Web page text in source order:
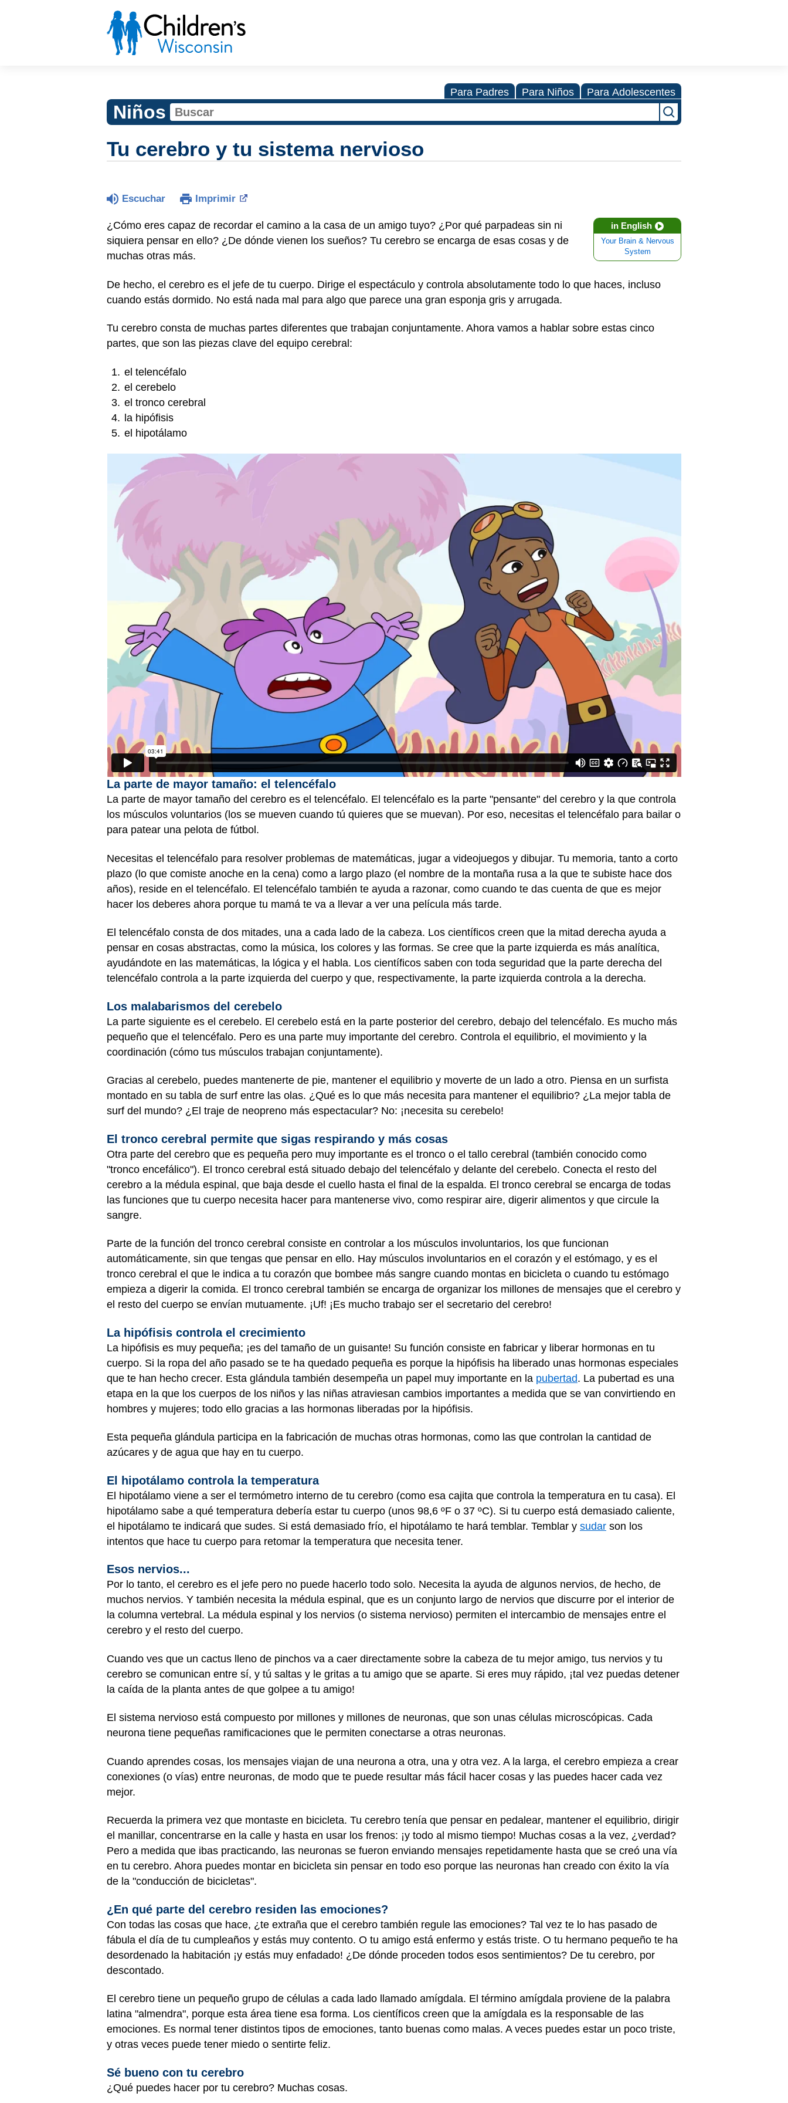
Para Padres Para Niños Para Adolescentes
Niños
Tu cerebro y tu sistema nervioso
Escuchar Imprimir
in English
Your Brain & Nervous
System
¿Cómo eres capaz de recordar el camino a la casa de un amigo tuyo? ¿Por qué parpadeas sin ni
siquiera pensar en ello? ¿De dónde vienen los sueños? Tu cerebro se encarga de esas cosas y de
muchas otras más.
De hecho, el cerebro es el jefe de tu cuerpo. Dirige el espectáculo y controla absolutamente todo lo que haces, incluso
cuando estás dormido. No está nada mal para algo que parece una gran esponja gris y arrugada.
Tu cerebro consta de muchas partes diferentes que trabajan conjuntamente. Ahora vamos a hablar sobre estas cinco
partes, que son las piezas clave del equipo cerebral:
el telencéfalo
el cerebelo
el tronco cerebral
la hipófisis
el hipotálamo
La parte de mayor tamaño: el telencéfalo
La parte de mayor tamaño del cerebro es el telencéfalo. El telencéfalo es la parte "pensante" del cerebro y la que controla
los músculos voluntarios (los se mueven cuando tú quieres que se muevan). Por eso, necesitas el telencéfalo para bailar o
para patear una pelota de fútbol.
Necesitas el telencéfalo para resolver problemas de matemáticas, jugar a videojuegos y dibujar. Tu memoria, tanto a corto
plazo (lo que comiste anoche en la cena) como a largo plazo (el nombre de la montaña rusa a la que te subiste hace dos
años), reside en el telencéfalo. El telencéfalo también te ayuda a razonar, como cuando te das cuenta de que es mejor
hacer los deberes ahora porque tu mamá te va a llevar a ver una película más tarde.
El telencéfalo consta de dos mitades, una a cada lado de la cabeza. Los científicos creen que la mitad derecha ayuda a
pensar en cosas abstractas, como la música, los colores y las formas. Se cree que la parte izquierda es más analítica,
ayudándote en las matemáticas, la lógica y el habla. Los científicos saben con toda seguridad que la parte derecha del
telencéfalo controla a la parte izquierda del cuerpo y que, respectivamente, la parte izquierda controla a la derecha.
Los malabarismos del cerebelo
La parte siguiente es el cerebelo. El cerebelo está en la parte posterior del cerebro, debajo del telencéfalo. Es mucho más
pequeño que el telencéfalo. Pero es una parte muy importante del cerebro. Controla el equilibrio, el movimiento y la
coordinación (cómo tus músculos trabajan conjuntamente).
Gracias al cerebelo, puedes mantenerte de pie, mantener el equilibrio y moverte de un lado a otro. Piensa en un surfista
montado en su tabla de surf entre las olas. ¿Qué es lo que más necesita para mantener el equilibrio? ¿La mejor tabla de
surf del mundo? ¿El traje de neopreno más espectacular? No: ¡necesita su cerebelo!
El tronco cerebral permite que sigas respirando y más cosas
Otra parte del cerebro que es pequeña pero muy importante es el tronco o el tallo cerebral (también conocido como
"tronco encefálico"). El tronco cerebral está situado debajo del telencéfalo y delante del cerebelo. Conecta el resto del
cerebro a la médula espinal, que baja desde el cuello hasta el final de la espalda. El tronco cerebral se encarga de todas
las funciones que tu cuerpo necesita hacer para mantenerse vivo, como respirar aire, digerir alimentos y que circule la
sangre.
Parte de la función del tronco cerebral consiste en controlar a los músculos involuntarios, los que funcionan
automáticamente, sin que tengas que pensar en ello. Hay músculos involuntarios en el corazón y el estómago, y es el
tronco cerebral el que le indica a tu corazón que bombee más sangre cuando montas en bicicleta o cuando tu estómago
empieza a digerir la comida. El tronco cerebral también se encarga de organizar los millones de mensajes que el cerebro y
el resto del cuerpo se envían mutuamente. ¡Uf! ¡Es mucho trabajo ser el secretario del cerebro!
La hipófisis controla el crecimiento
La hipófisis es muy pequeña; ¡es del tamaño de un guisante! Su función consiste en fabricar y liberar hormonas en tu
cuerpo. Si la ropa del año pasado se te ha quedado pequeña es porque la hipófisis ha liberado unas hormonas especiales
que te han hecho crecer. Esta glándula también desempeña un papel muy importante en la pubertad. La pubertad es una
etapa en la que los cuerpos de los niños y las niñas atraviesan cambios importantes a medida que se van convirtiendo en
hombres y mujeres; todo ello gracias a las hormonas liberadas por la hipófisis.
Esta pequeña glándula participa en la fabricación de muchas otras hormonas, como las que controlan la cantidad de
azúcares y de agua que hay en tu cuerpo.
El hipotálamo controla la temperatura
El hipotálamo viene a ser el termómetro interno de tu cerebro (como esa cajita que controla la temperatura en tu casa). El
hipotálamo sabe a qué temperatura debería estar tu cuerpo (unos 98,6 ºF o 37 ºC). Si tu cuerpo está demasiado caliente,
el hipotálamo te indicará que sudes. Si está demasiado frío, el hipotálamo te hará temblar. Temblar y sudar son los
intentos que hace tu cuerpo para retomar la temperatura que necesita tener.
Esos nervios...
Por lo tanto, el cerebro es el jefe pero no puede hacerlo todo solo. Necesita la ayuda de algunos nervios, de hecho, de
muchos nervios. Y también necesita la médula espinal, que es un conjunto largo de nervios que discurre por el interior de
la columna vertebral. La médula espinal y los nervios (o sistema nervioso) permiten el intercambio de mensajes entre el
cerebro y el resto del cuerpo.
Cuando ves que un cactus lleno de pinchos va a caer directamente sobre la cabeza de tu mejor amigo, tus nervios y tu
cerebro se comunican entre sí, y tú saltas y le gritas a tu amigo que se aparte. Si eres muy rápido, ¡tal vez puedas detener
la caída de la planta antes de que golpee a tu amigo!
El sistema nervioso está compuesto por millones y millones de neuronas, que son unas células microscópicas. Cada
neurona tiene pequeñas ramificaciones que le permiten conectarse a otras neuronas.
Cuando aprendes cosas, los mensajes viajan de una neurona a otra, una y otra vez. A la larga, el cerebro empieza a crear
conexiones (o vías) entre neuronas, de modo que te puede resultar más fácil hacer cosas y las puedes hacer cada vez
mejor.
Recuerda la primera vez que montaste en bicicleta. Tu cerebro tenía que pensar en pedalear, mantener el equilibrio, dirigir
el manillar, concentrarse en la calle y hasta en usar los frenos: ¡y todo al mismo tiempo! Muchas cosas a la vez, ¿verdad?
Pero a medida que ibas practicando, las neuronas se fueron enviando mensajes repetidamente hasta que se creó una vía
en tu cerebro. Ahora puedes montar en bicicleta sin pensar en todo eso porque las neuronas han creado con éxito la vía
de la "conducción de bicicletas".
¿En qué parte del cerebro residen las emociones?
Con todas las cosas que hace, ¿te extraña que el cerebro también regule las emociones? Tal vez te lo has pasado de
fábula el día de tu cumpleaños y estás muy contento. O tu amigo está enfermo y estás triste. O tu hermano pequeño te ha
desordenado la habitación ¡y estás muy enfadado! ¿De dónde proceden todos esos sentimientos? De tu cerebro, por
descontado.
El cerebro tiene un pequeño grupo de células a cada lado llamado amígdala. El término amígdala proviene de la palabra
latina "almendra", porque esta área tiene esa forma. Los científicos creen que la amígdala es la responsable de las
emociones. Es normal tener distintos tipos de emociones, tanto buenas como malas. A veces puedes estar un poco triste,
y otras veces puede tener miedo o sentirte feliz.
Sé bueno con tu cerebro
¿Qué puedes hacer por tu cerebro? Muchas cosas.